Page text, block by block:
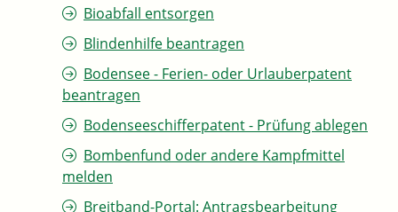
Bioabfall entsorgen
Blindenhilfe beantragen
Bodensee - Ferien- oder Urlauberpatent
beantragen
Bodenseeschifferpatent - Prüfung ablegen
Bombenfund oder andere Kampfmittel
melden
Breitband-Portal: Antragsbearbeitung